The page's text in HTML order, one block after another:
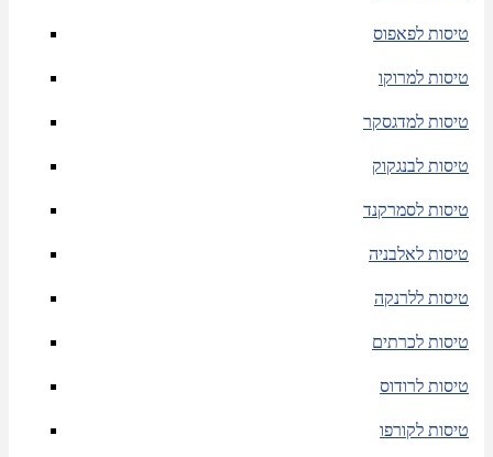
טיסות לפאפוס
טיסות למרוקו
טיסות למדגסקר
טיסות לבנגקוק
טיסות לסמרקנד
טיסות לאלבניה
טיסות ללרנקה
טיסות לכרתים
טיסות לרודוס
טיסות לקורפו